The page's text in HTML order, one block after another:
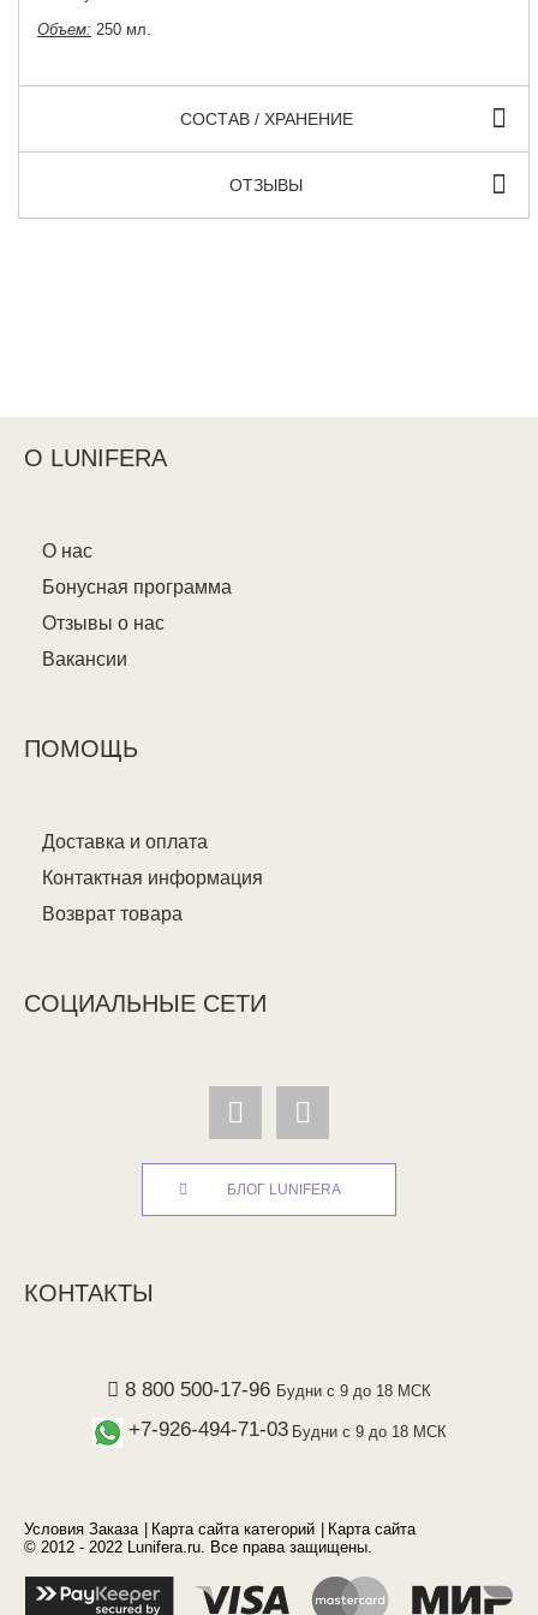
Объем: 250 мл.
СОСТАВ / ХРАНЕНИЕ
ОТЗЫВЫ
О LUNIFERA
О нас
Бонусная программа
Отзывы о нас
Вакансии
ПОМОЩЬ
Доставка и оплата
Контактная информация
Возврат товара
СОЦИАЛЬНЫЕ СЕТИ
БЛОГ LUNIFERA
КОНТАКТЫ
8 800 500-17-96 Будни с 9 до 18 МСК
+7-926-494-71-03 Будни с 9 до 18 МСК
Условия Заказа Карта сайта категорий
Карта сайта
© 2012 - 2022 Lunifera.ru. Все права защищены.